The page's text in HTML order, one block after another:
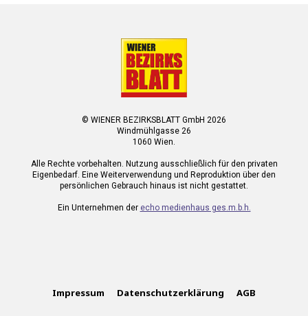
© WIENER BEZIRKSBLATT GmbH 2026
Windmühlgasse 26
1060 Wien.
Alle Rechte vorbehalten. Nutzung ausschließlich für den privaten
Eigenbedarf. Eine Weiterverwendung und Reproduktion über den
persönlichen Gebrauch hinaus ist nicht gestattet.
Ein Unternehmen der echo medienhaus ges.m.b.h.
Impressum Datenschutzerklärung AGB